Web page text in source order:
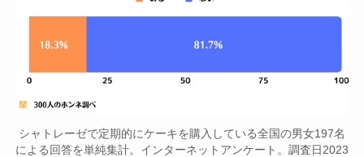
シャトレーゼで定期的にケーキを購入している全国の男女197名
による回答を単純集計。インターネットアンケート。調査日2023